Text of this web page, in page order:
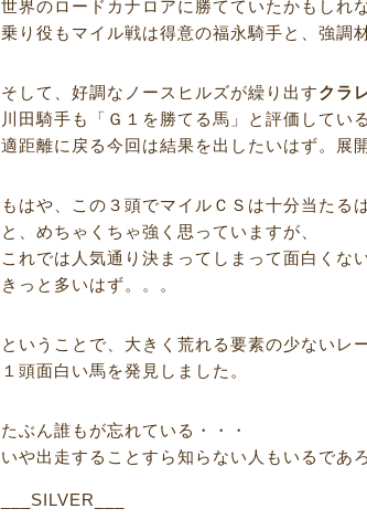
世界のロードカナロアに勝てていたかもしれ
乗り役もマイル戦は得意の福永騎手と、強調
そして、好調なノースヒルズが繰り出すクラ
川田騎手も「Ｇ１を勝てる馬」と評価してい
適距離に戻る今回は結果を出したいはず。展
もはや、この３頭でマイルＣＳは十分当たる
と、めちゃくちゃ強く思っていますが、
これでは人気通り決まってしまって面白くな
きっと多いはず。。。
ということで、大きく荒れる要素の少ないレ
１頭面白い馬を発見しました。
たぶん誰もが忘れている・・・
いや出走することすら知らない人もいるであ
___SILVER___